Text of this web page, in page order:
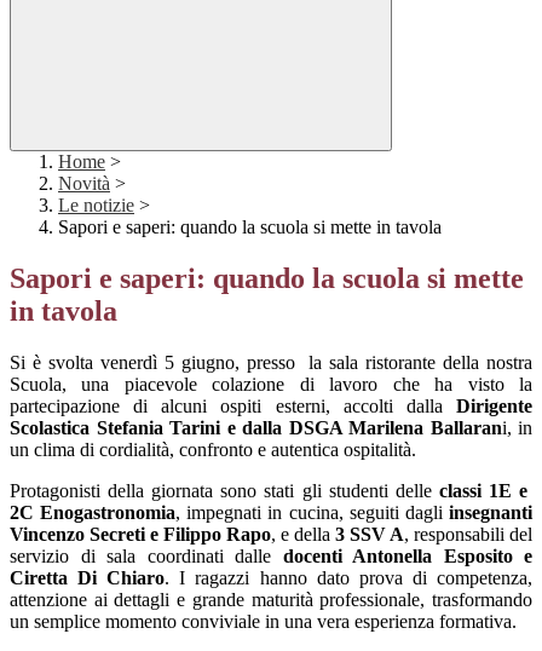
Home >
Novità >
Le notizie >
Sapori e saperi: quando la scuola si mette in tavola
Sapori e saperi: quando la scuola si mette
in tavola
Si è svolta venerdì 5 giugno, presso la sala ristorante della nostra
Scuola, una piacevole colazione di lavoro che ha visto la
partecipazione di alcuni ospiti esterni, accolti dalla Dirigente
Scolastica Stefania Tarini e dalla DSGA Marilena Ballarani, in
un clima di cordialità, confronto e autentica ospitalità.
Protagonisti della giornata sono stati gli studenti delle classi 1E e
2C Enogastronomia, impegnati in cucina, seguiti dagliinsegnanti
Vincenzo Secreti e Filippo Rapo, e della 3 SSV A, responsabili del
servizio di sala coordinati dalle docenti Antonella Esposito e
Ciretta Di Chiaro. I ragazzi hanno dato prova di competenza,
attenzione ai dettagli e grande maturità professionale, trasformando
un semplice momento conviviale in una vera esperienza formativa.